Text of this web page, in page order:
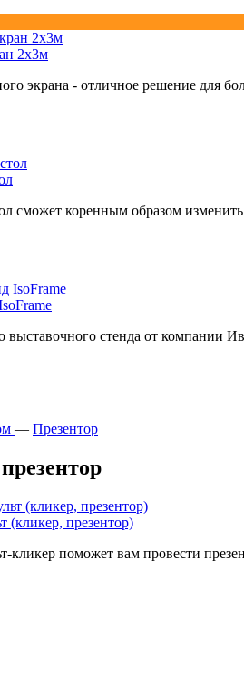
2х3м
экрана - отличное решение для
сможет коренным образом
выставочного стенда от компании
— Презентор
(кликер, презентор)
кликер поможет вам провести